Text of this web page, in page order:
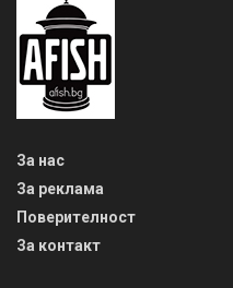
За нас
За реклама
Поверителност
За контакт